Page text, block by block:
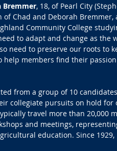
Bremmer, 18, of Pearl City
of Chad and Deborah
Community College
to adapt and change as the
need to preserve our roots to
help members find their
from a group of 10
collegiate pursuits on hold
travel more than 20,000
and meetings,
education. Since